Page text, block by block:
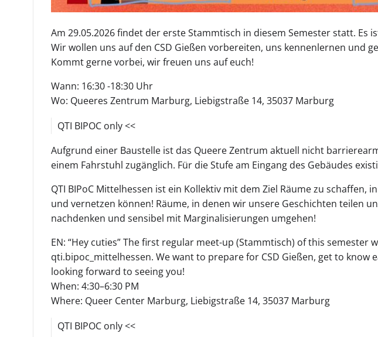
Am 29.05.2026 findet der erste Stammtisch in diesem Semester statt. Es
Wir wollen uns auf den CSD Gießen vorbereiten, uns kennenlernen und
Kommt gerne vorbei, wir freuen uns auf euch!
Wann: 16:30 -18:30 Uhr
Wo: Queeres Zentrum Marburg, Liebigstraße 14, 35037 Marburg
QTI BIPOC only <<
Aufgrund einer Baustelle ist das Queere Zentrum aktuell nicht
einem Fahrstuhl zugänglich. Für die Stufe am Eingang des Gebäudes
QTI BIPoC Mittelhessen ist ein Kollektiv mit dem Ziel Räume zu
und vernetzen können! Räume, in denen wir unsere Geschichten teilen
nachdenken und sensibel mit Marginalisierungen umgehen!
EN: “Hey cuties” The first regular meet-up (Stammtisch) of this semester
qti.bipoc_mittelhessen. We want to prepare for CSD Gießen, get to
looking forward to seeing you!
When: 4:30–6:30 PM
Where: Queer Center Marburg, Liebigstraße 14, 35037 Marburg
QTI BIPOC only <<